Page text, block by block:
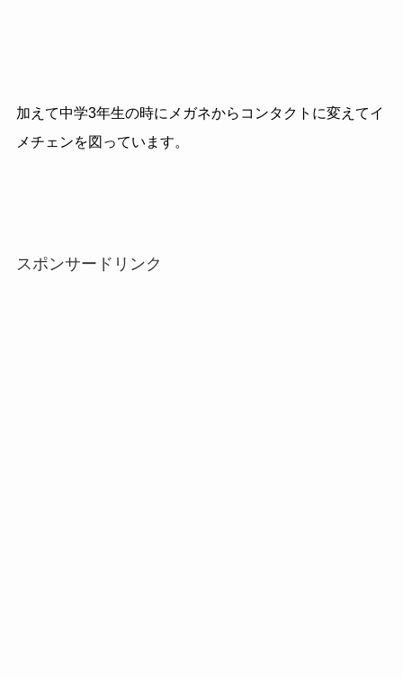
加えて中学3年生の時にメガネからコンタクトに変えてイ
メチェンを図っています。
スポンサードリンク